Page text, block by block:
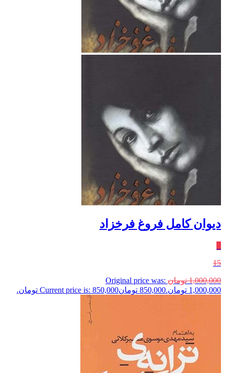
دیوان کامل فروغ فرخزاد
15
1,000,000 تومان Original price was:
1,000,000 تومان.
850,000 تومانCurrent price is: 850,000 تومان.